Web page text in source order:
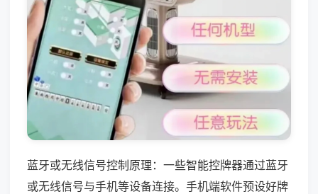
蓝牙或无线信号控制原理：一些智能控牌器通过蓝牙
或无线信号与手机等设备连接。手机端软件预设好牌